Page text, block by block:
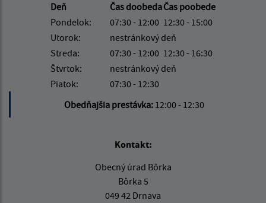
Deň
Čas doobedaČas poobede
Pondelok:
07:30 - 12:00 12:30 - 15:00
Utorok:
nestránkový deň
Streda:
07:30 - 12:00 12:30 - 16:30
Štvrtok:
nestránkový deň
Piatok:
07:30 - 12:30
Obedňajšia prestávka: 12:00 - 12:30
Kontakt:
Obecný úrad Bôrka
Bôrka 5
049 42 Drnava